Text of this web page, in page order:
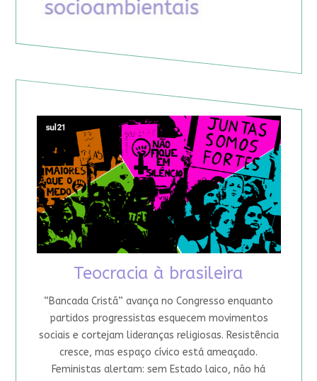
Teocracia à brasileira
“Bancada Cristã” avança no Congresso enquanto
partidos progressistas esquecem movimentos
sociais e cortejam lideranças religiosas. Resistência
cresce, mas espaço cívico está ameaçado.
Feministas alertam: sem Estado laico, não há